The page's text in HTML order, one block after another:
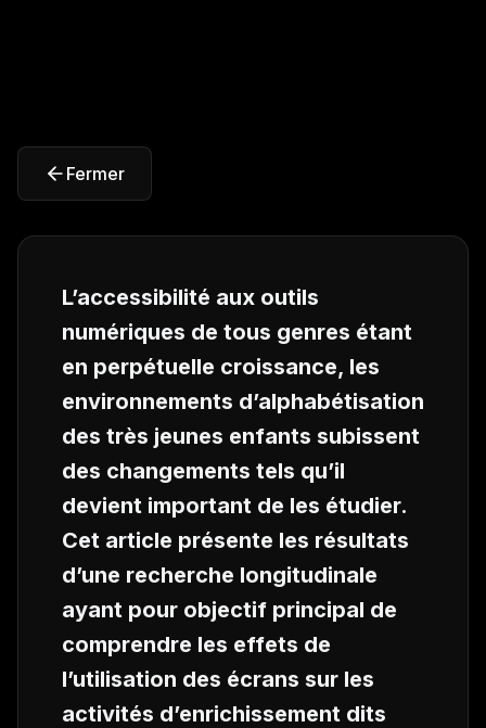
Fermer
L’accessibilité aux outils
numériques de tous genres étant
en perpétuelle croissance, les
environnements d’alphabétisation
des très jeunes enfants subissent
des changements tels qu’il
devient important de les étudier.
Cet article présente les résultats
d’une recherche longitudinale
ayant pour objectif principal de
comprendre les effets de
l’utilisation des écrans sur les
activités d’enrichissement dits